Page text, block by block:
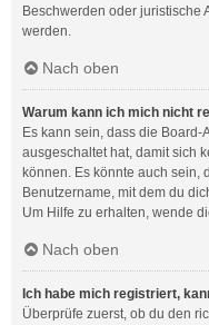
Beschwerden oder juristische
werden.
Nach oben
Warum kann ich mich nicht
Es kann sein, dass die
ausgeschaltet hat, damit sich
können. Es könnte auch sein,
Benutzername, mit dem du
Um Hilfe zu erhalten, wende
Nach oben
Ich habe mich registriert,
Überprüfe zuerst, ob du den